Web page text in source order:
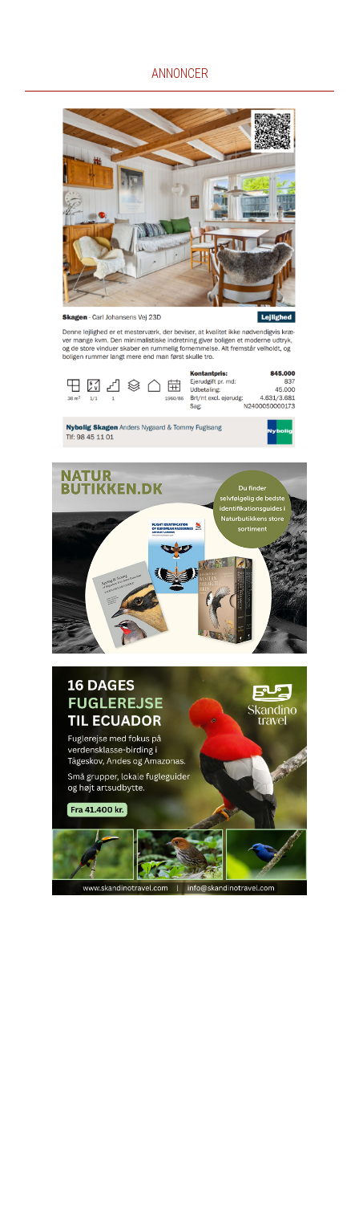
ANNONCER